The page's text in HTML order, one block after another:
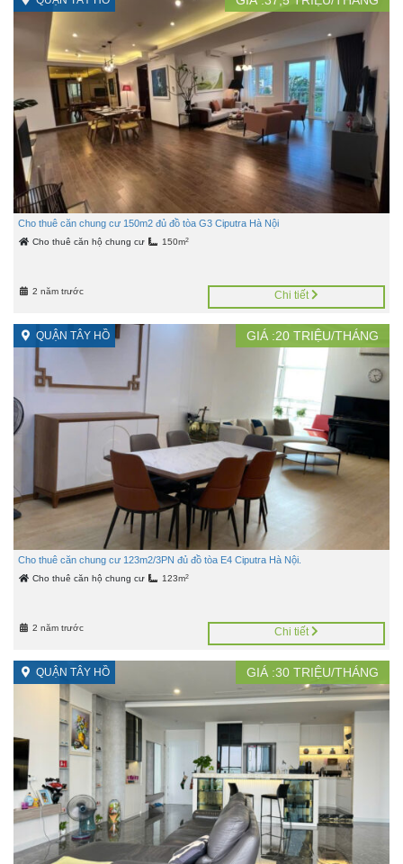
Cho thuê căn chung cư 150m2 đủ đồ tòa G3 Ciputra Hà Nội
Cho thuê căn hộ chung cư 150m2
2 năm trước Chi tiết
QUẬN TÂY HỒ GIÁ :20 TRIỆU/THÁNG
Cho thuê căn chung cư 123m2/3PN đủ đồ tòa E4 Ciputra Hà Nội.
Cho thuê căn hộ chung cư 123m2
2 năm trước Chi tiết
QUẬN TÂY HỒ GIÁ :30 TRIỆU/THÁNG